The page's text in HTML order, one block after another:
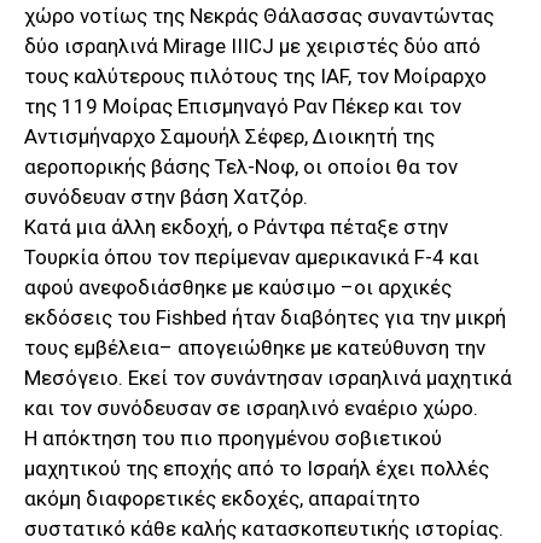
χώρο νοτίως της Νεκράς Θάλασσας συναντώντας
δύο ισραηλινά Mirage IIICJ με χειριστές δύο από
τους καλύτερους πιλότους της IAF, τον Μοίραρχο
της 119 Μοίρας Επισμηναγό Ραν Πέκερ και τον
Αντισμήναρχο Σαμουήλ Σέφερ, Διοικητή της
αεροπορικής βάσης Τελ-Νοφ, οι οποίοι θα τον
συνόδευαν στην βάση Χατζόρ.
Κατά μια άλλη εκδοχή, ο Ράντφα πέταξε στην
Τουρκία όπου τον περίμεναν αμερικανικά F-4 και
αφού ανεφοδιάσθηκε με καύσιμο –οι αρχικές
εκδόσεις του Fishbed ήταν διαβόητες για την μικρή
τους εμβέλεια– απογειώθηκε με κατεύθυνση την
Μεσόγειο. Εκεί τον συνάντησαν ισραηλινά μαχητικά
και τον συνόδευσαν σε ισραηλινό εναέριο χώρο.
Η απόκτηση του πιο προηγμένου σοβιετικού
μαχητικού της εποχής από το Ισραήλ έχει πολλές
ακόμη διαφορετικές εκδοχές, απαραίτητο
συστατικό κάθε καλής κατασκοπευτικής ιστορίας.